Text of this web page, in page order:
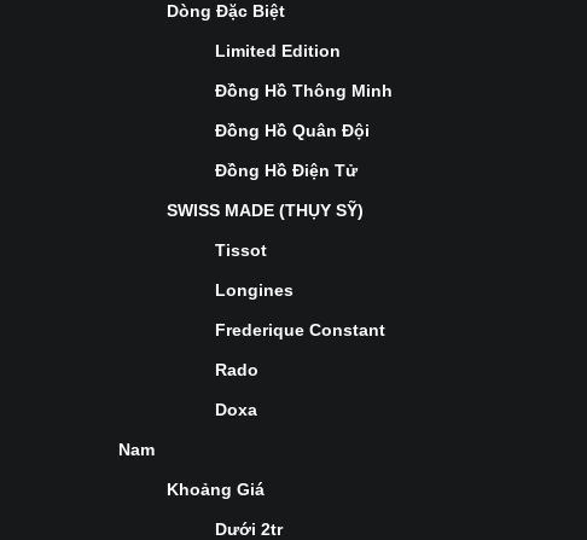
Dòng Đặc Biệt
Limited Edition
Đồng Hồ Thông Minh
Đồng Hồ Quân Đội
Đồng Hồ Điện Tử
SWISS MADE (THỤY SỸ)
Tissot
Longines
Frederique Constant
Rado
Doxa
Nam
Khoảng Giá
Dưới 2tr